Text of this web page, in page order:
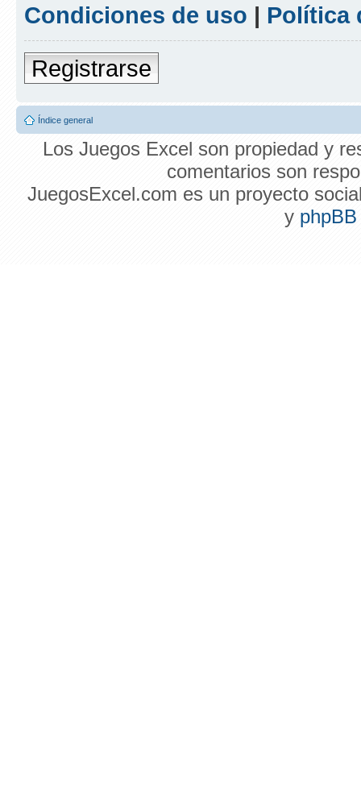
Condiciones de uso | Política
Registrarse
Índice general
Los Juegos Excel son propiedad y
comentarios son
JuegosExcel.com es un proyecto
y phpBB